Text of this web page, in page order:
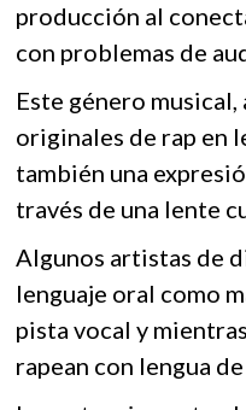
producción al
con problemas de
Este género musical,
originales de rap en
también una
través de una lente
Algunos artistas de
lenguaje oral como
pista vocal y
rapean con lengua de